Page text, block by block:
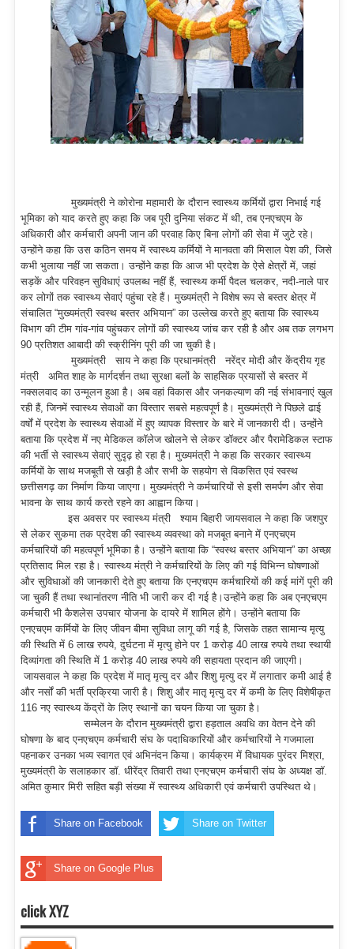
मुख्यमंत्री ने कोरोना महामारी के दौरान स्वास्थ्य कर्मियों द्वारा निभाई गई
भूमिका को याद करते हुए कहा कि जब पूरी दुनिया संकट में थी, तब एनएचएम के
अधिकारी और कर्मचारी अपनी जान की परवाह किए बिना लोगों की सेवा में जुटे रहे।
उन्होंने कहा कि उस कठिन समय में स्वास्थ्य कर्मियों ने मानवता की मिसाल पेश की, जिसे
कभी भुलाया नहीं जा सकता। उन्होंने कहा कि आज भी प्रदेश के ऐसे क्षेत्रों में, जहां
सड़कें और परिवहन सुविधाएं उपलब्ध नहीं हैं, स्वास्थ्य कर्मी पैदल चलकर, नदी-नाले पार
कर लोगों तक स्वास्थ्य सेवाएं पहुंचा रहे हैं। मुख्यमंत्री ने विशेष रूप से बस्तर क्षेत्र में
संचालित “मुख्यमंत्री स्वस्थ बस्तर अभियान” का उल्लेख करते हुए बताया कि स्वास्थ्य
विभाग की टीम गांव-गांव पहुंचकर लोगों की स्वास्थ्य जांच कर रही है और अब तक लगभग
90 प्रतिशत आबादी की स्क्रीनिंग पूरी की जा चुकी है।
मुख्यमंत्री साय ने कहा कि प्रधानमंत्री नरेंद्र मोदी और केंद्रीय गृह
मंत्री अमित शाह के मार्गदर्शन तथा सुरक्षा बलों के साहसिक प्रयासों से बस्तर में
नक्सलवाद का उन्मूलन हुआ है। अब वहां विकास और जनकल्याण की नई संभावनाएं खुल
रही हैं, जिनमें स्वास्थ्य सेवाओं का विस्तार सबसे महत्वपूर्ण है। मुख्यमंत्री ने पिछले ढाई
वर्षों में प्रदेश के स्वास्थ्य सेवाओं में हुए व्यापक विस्तार के बारे में जानकारी दी। उन्होंने
बताया कि प्रदेश में नए मेडिकल कॉलेज खोलने से लेकर डॉक्टर और पैरामेडिकल स्टाफ
की भर्ती से स्वास्थ्य सेवाएं सुदृढ़ हो रहा है। मुख्यमंत्री ने कहा कि सरकार स्वास्थ्य
कर्मियों के साथ मजबूती से खड़ी है और सभी के सहयोग से विकसित एवं स्वस्थ
छत्तीसगढ़ का निर्माण किया जाएगा। मुख्यमंत्री ने कर्मचारियों से इसी समर्पण और सेवा
भावना के साथ कार्य करते रहने का आह्वान किया।
इस अवसर पर स्वास्थ्य मंत्री श्याम बिहारी जायसवाल ने कहा कि जशपुर
से लेकर सुकमा तक प्रदेश की स्वास्थ्य व्यवस्था को मजबूत बनाने में एनएचएम
कर्मचारियों की महत्वपूर्ण भूमिका है। उन्होंने बताया कि “स्वस्थ बस्तर अभियान” का अच्छा
प्रतिसाद मिल रहा है। स्वास्थ्य मंत्री ने कर्मचारियों के लिए की गई विभिन्न घोषणाओं
और सुविधाओं की जानकारी देते हुए बताया कि एनएचएम कर्मचारियों की कई मांगें पूरी की
जा चुकी हैं तथा स्थानांतरण नीति भी जारी कर दी गई है।उन्होंने कहा कि अब एनएचएम
कर्मचारी भी कैशलेस उपचार योजना के दायरे में शामिल होंगे। उन्होंने बताया कि
एनएचएम कर्मियों के लिए जीवन बीमा सुविधा लागू की गई है, जिसके तहत सामान्य मृत्यु
की स्थिति में 6 लाख रुपये, दुर्घटना में मृत्यु होने पर 1 करोड़ 40 लाख रुपये तथा स्थायी
दिव्यांगता की स्थिति में 1 करोड़ 40 लाख रुपये की सहायता प्रदान की जाएगी।
जायसवाल ने कहा कि प्रदेश में मातृ मृत्यु दर और शिशु मृत्यु दर में लगातार कमी आई है
और नर्सों की भर्ती प्रक्रिया जारी है। शिशु और मातृ मृत्यु दर में कमी के लिए विशेषीकृत
116 नए स्वास्थ्य केंद्रों के लिए स्थानों का चयन किया जा चुका है।
सम्मेलन के दौरान मुख्यमंत्री द्वारा हड़ताल अवधि का वेतन देने की
घोषणा के बाद एनएचएम कर्मचारी संघ के पदाधिकारियों और कर्मचारियों ने गजमाला
पहनाकर उनका भव्य स्वागत एवं अभिनंदन किया। कार्यक्रम में विधायक पुरंदर मिश्रा,
मुख्यमंत्री के सलाहकार डॉ. धीरेंद्र तिवारी तथा एनएचएम कर्मचारी संघ के अध्यक्ष डॉ.
अमित कुमार मिरी सहित बड़ी संख्या में स्वास्थ्य अधिकारी एवं कर्मचारी उपस्थित थे।
Share on Facebook Share on Twitter
Share on Google Plus
click XYZ